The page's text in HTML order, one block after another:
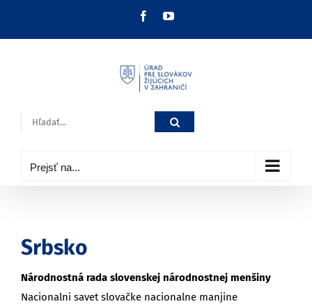
FacebookYouTube
Hľadať:
Prejsť na...
Srbsko
Národnostná rada slovenskej národnostnej menšiny
Nacionalni savet slovačke nacionalne manjine